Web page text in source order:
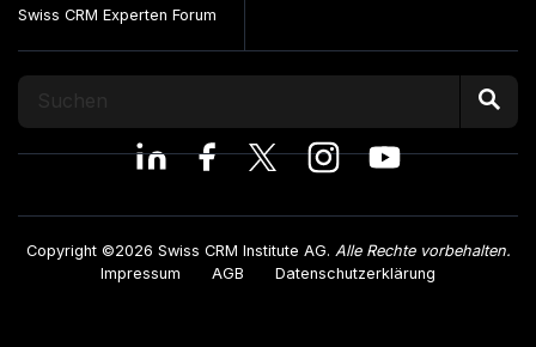
Swiss CRM Experten Forum
Copyright ©2026 Swiss CRM Institute AG. Alle Rechte vorbehalten.
Impressum
AGB Datenschutzerklärung